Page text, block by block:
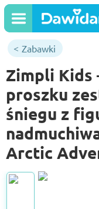
Zabawki
Zimpli Kids
proszku
śniegu z
Arctic